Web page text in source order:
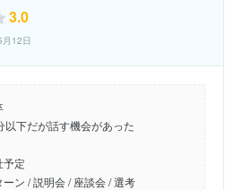
3.0
12日
以下だが話す機会があった
予定
ーン / 説明会/ 座談会/ 選考